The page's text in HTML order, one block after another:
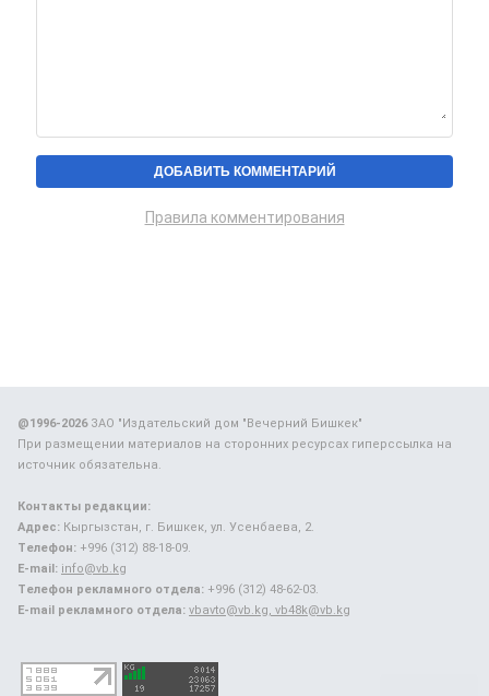
Правила комментирования
@1996-2026ЗАО "Издательский дом "Вечерний Бишкек"
При размещении материалов на сторонних ресурсах гиперссылка на
источник обязательна.
Контакты редакции:
Адрес: Кыргызстан, г. Бишкек, ул. Усенбаева, 2.
Телефон: +996 (312) 88-18-09.
E-mail: info@vb.kg
Телефон рекламного отдела: +996 (312) 48-62-03.
E-mail рекламного отдела: vbavto@vb.kg, vb48k@vb.kg